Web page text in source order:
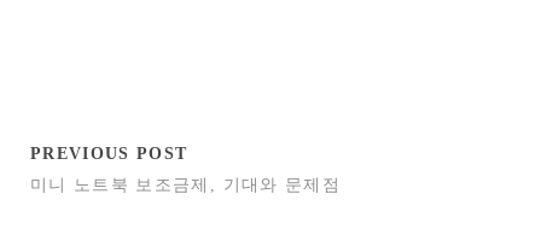
PREVIOUS POST
미니 노트북 보조금제, 기대와 문제점